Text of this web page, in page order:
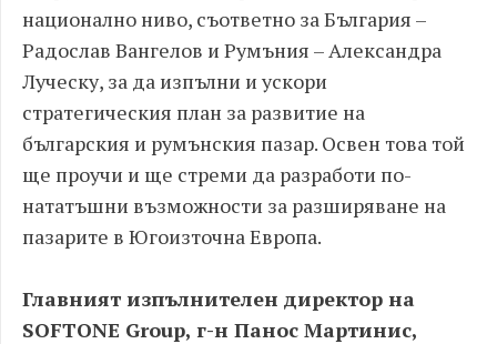
национално ниво, съответно за България –
Радослав Вангелов и Румъния – Александра
Луческу, за да изпълни и ускори
стратегическия план за развитие на
българския и румънския пазар. Освен това той
ще проучи и ще стреми да разработи по-
нататъшни възможности за разширяване на
пазарите в Югоизточна Европа.
Главният изпълнителен директор на
SOFTONE Group, г-н Панос Мартинис,